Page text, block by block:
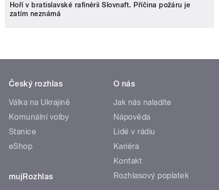
Hoří v bratislavské rafinérii Slovnaft. Příčina požáru je
zatím neznámá
Český rozhlas
Válka na Ukrajině
Komunální volby
Stanice
eShop
mujRozhlas
O nás
Jak nás naladíte
Nápověda
Lidé v rádiu
Kariéra
Kontakt
Rozhlasový poplatek